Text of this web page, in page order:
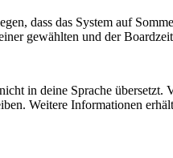
dass das System auf
gewählten und der
in deine Sprache übersetzt.
Weitere Informationen